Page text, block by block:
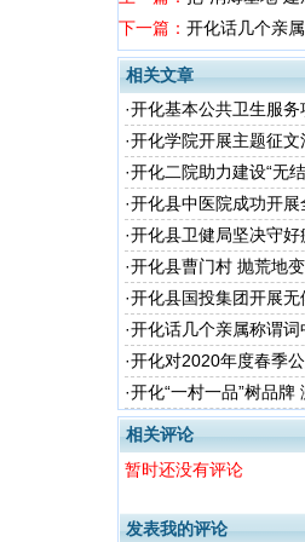
下一篇： 开化话几个亲
相关文章
·开化基本公共卫生服
·开化学院开展主题征文
·开化二院助力建设“无
·开化县中医院成功开展
·开化县卫健局坚决守
·开化县曹门村 抛荒地
·开化县国投集团开展无
·开化话几个亲属称谓
·开化对2020年度春季
·开化“一村一品”树品
相关评论
暂时还没有评论
发表我的评论